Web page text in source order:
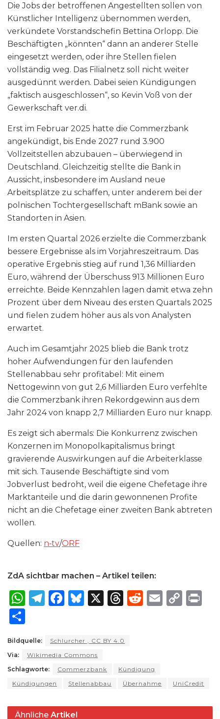
Die Jobs der betroffenen Angestellten sollen von
Künstlicher Intelligenz übernommen werden,
verkündete Vorstandschefin Bettina Orlopp. Die
Beschäftigten „könnten“ dann an anderer Stelle
eingesetzt werden, oder ihre Stellen fielen
vollständig weg. Das Filialnetz soll nicht weiter
ausgedünnt werden. Dabei seien Kündigungen
„faktisch ausgeschlossen“, so Kevin Voß von der
Gewerkschaft ver.di.
Erst im Februar 2025 hatte die Commerzbank
angekündigt, bis Ende 2027 rund 3.900
Vollzeitstellen abzubauen – überwiegend in
Deutschland. Gleichzeitig stellte die Bank in
Aussicht, insbesondere im Ausland neue
Arbeitsplätze zu schaffen, unter anderem bei der
polnischen Tochtergesellschaft mBank sowie an
Standorten in Asien.
Im ersten Quartal 2026 erzielte die Commerzbank
bessere Ergebnisse als im Vorjahreszeitraum. Das
operative Ergebnis stieg auf rund 1,36 Milliarden
Euro, während der Überschuss 913 Millionen Euro
erreichte. Beide Kennzahlen lagen damit etwa zehn
Prozent über dem Niveau des ersten Quartals 2025
und fielen zudem höher aus als von Analysten
erwartet.
Auch im Gesamtjahr 2025 blieb die Bank trotz
hoher Aufwendungen für den laufenden
Stellenabbau sehr profitabel: Mit einem
Nettogewinn von gut 2,6 Milliarden Euro verfehlte
die Commerzbank ihren Rekordgewinn aus dem
Jahr 2024 von knapp 2,7 Milliarden Euro nur knapp.
Es zeigt sich abermals: Die Konkurrenz zwischen
Konzernen im Monopolkapitalismus bringt
gravierende Auswirkungen auf die Arbeiterklasse
mit sich. Tausende Beschäftigte sind vom
Jobverlust bedroht, weil die eigene Chefetage ihre
Marktanteile und die darin gewonnenen Profite
nicht an die Chefetage einer zweiten Bank abtreten
wollen.
Quellen: n‑tv/ORF
ZdA sichtbar machen – Artikel teilen:
W
ts
A
p
p
T
g
ra
m
F
e
b
o
o
k
B
s
k
y
X
T
a
s
R
E
C
k
ar
e
Bildquelle:
Schlurcher , CC BY 4.0
Via:
Wikimedia Commons
Schlagworte:
Commerzbank
Kündigung
Kündigungen
Stellenabbau Übernahme UniCredit
Ähnliche Artikel